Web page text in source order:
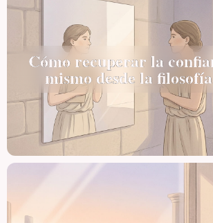
Cómo recuperar la
mismo desde la